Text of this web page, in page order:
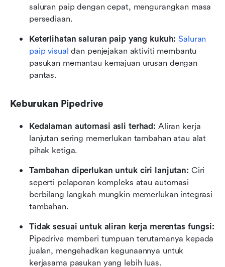
saluran paip dengan cepat, mengurangkan masa
persediaan.
Keterlihatan saluran paip yang kukuh: Saluran
paip visual dan penjejakan aktiviti membantu
pasukan memantau kemajuan urusan dengan
pantas.
Keburukan Pipedrive
Kedalaman automasi asli terhad: Aliran kerja
lanjutan sering memerlukan tambahan atau alat
pihak ketiga.
Tambahan diperlukan untuk ciri lanjutan: Ciri
seperti pelaporan kompleks atau automasi
berbilang langkah mungkin memerlukan integrasi
tambahan.
Tidak sesuai untuk aliran kerja merentas fungsi:
Pipedrive memberi tumpuan terutamanya kepada
jualan, mengehadkan kegunaannya untuk
kerjasama pasukan yang lebih luas.